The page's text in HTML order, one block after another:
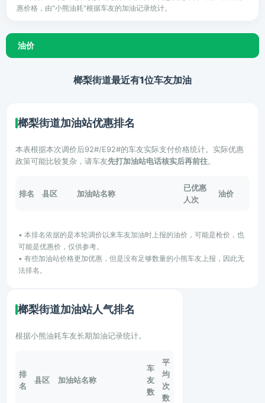
惠价格，由"小熊油耗"根据车友的加油记录统计。
油价
榔梨街道最近有1位车友加油
榔梨街道加油站优惠排名
本表根据本次调价后92#/E92#的车友实际支付价格统计。实际优惠
政策可能比较复杂，请车友先打加油站电话核实后再前往。
排名 县区 加油站名称
已优惠
人次
油价
• 本排名依据的是本轮调价以来车友加油时上报的油价，可能是枪价，也
可能是优惠价，仅供参考。
• 有些加油站价格更加优惠，但是没有足够数量的小熊车友上报，因此无
法排名。
榔梨街道加油站人气排名
根据小熊油耗车友长期加油记录统计。
排
名
县区 加油站名称
车
友
数
平
均
次
数